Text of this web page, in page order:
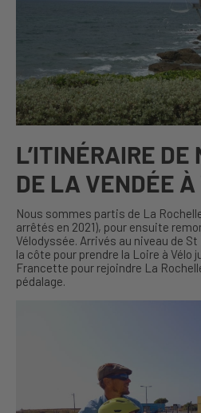
L’ITINÉRAIRE DE
DE LA VENDÉE À
Nous sommes partis de La
arrêtés en 2021), pour ensuite
Vélodyssée. Arrivés au niveau de
la côte pour prendre la Loire à Vélo
Francette pour rejoindre La
pédalage.